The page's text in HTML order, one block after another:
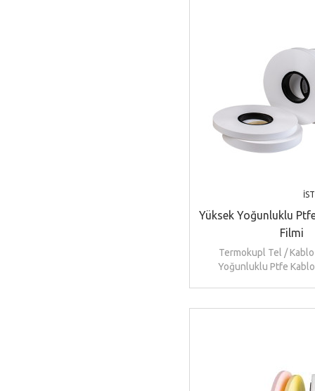
Yüksek Yoğunluklu
Filmi
Termokupl Tel /
Yoğunluklu Ptfe Kablo